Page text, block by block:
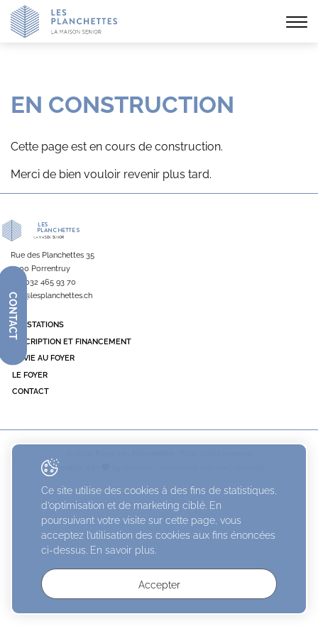
EN CONSTRUCTION
Cette page est en cours de construction.
Merci de bien vouloir revenir plus tard.
CONTACT
Rue des Planchettes 35
2900 Porrentruy
032 465 93 70
info@lesplanchettes.ch
PRESTATIONS
INSCRIPTION ET FINANCEMENT
LA VIE AU FOYER
LE FOYER
CONTACT
Created with
Ce site utilise des cookies à des fins de statistiques,
d’optimisation et de marketing ciblé. En
poursuivant votre visite sur cette page, vous
acceptez l’utilisation des cookies aux fins énoncées
ci-dessus. En savoir plus.
Accepter